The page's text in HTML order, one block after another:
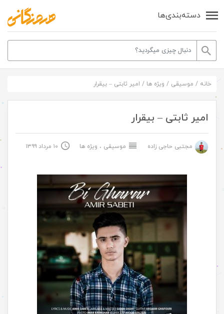
دسته‌بندی‌ها
خانه / موسیقی / ویژه ها / امیر ثابتی – بیقرار
امیر ثابتی – بیقرار
مجتبی حاجی زاده موسیقی ، ویژه ها ۱۰ مرداد ۱۳۹۹